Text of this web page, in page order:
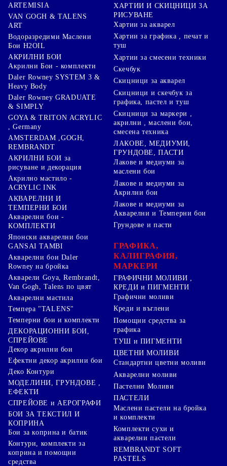
ARTEMISIA
VAN GOGH & TALENS
ART
Водоразредими Маслени
Бои H2OIL
АКРИЛНИ БОИ
Акрилни Бои - комплекти
Daler Rowney SYSTEM 3 &
Heavy Body
Daler Rowney GRADUATE
& SIMPLY
GOYA & TRITON АCRYLIC
, Germany
AMSTERDAM ,GOGH,
REMBRANDT
АКРИЛНИ БОИ за
рисуване и декорация
Акрилно мастило -
ACRYLIC INK
АКВАРЕЛНИ И
ТЕМПЕРНИ БОИ
Акварелни бои -
КОМПЛЕКТИ
Японски акварелни бои
GANSAI TAMBI
Акварелни бои Daler
Rowney на бройка
Акварели Goya, Rembrandt,
Van Gogh, Talens по цвят
Акварелни мастила
Темпера "TALENS"
Темперни бои и комплекти
ДЕКОРАЦИОННИ БОИ,
СПРЕЙОВЕ
Декор акрилни бои
Ефектни декор акрилни бои
Деко Контури
МОДЕЛИНИ, ГРУНДОВЕ ,
ЕФЕКТИ
СПРЕЙОВЕ и АЕРОГРАФИ
БОИ ЗА ТЕКСТИЛ И
КОПРИНА
Бои за коприна и батик
Контури, комплекти за
коприна и помощни
средства
ХАРТИИ И СКИЦНИЦИ ЗА
РИСУВАНЕ
Хартии за акварел
Хартии за графика , печат и
туш
Хартии за смесени техники
Скечбук
Скицници за акварел
Скицници и скечбук за
графика, пастел и туш
Скицници за маркери ,
акрилни , маслени бои,
смесена техника
ЛАКОВЕ, МЕДИУМИ,
ГРУНДОВЕ, ПАСТИ
Лакове и медиуми за
маслени бои
Лакове и медиуми за
Акрилни бои
Лакове и медиуми за
Акварелни и Темперни бои
Грундове и пасти
ГРАФИКА,
КАЛИГРАФИЯ,
МАРКЕРИ
ГРАФИЧНИ МОЛИВИ ,
КРЕДИ и ПИГМЕНТИ
Графични моливи
Креди и въглени
Помощни средства за
графика
ТУШ и ПИГМЕНТИ
ЦВЕТНИ МОЛИВИ
Стандартни цветни моливи
Акварелни моливи
Пастелни Моливи
ПАСТЕЛИ
Маслени пастели на бройка
и комплекти
Комплекти сухи и
акварелни пастели
REMBRANDT SOFT
PASTELS